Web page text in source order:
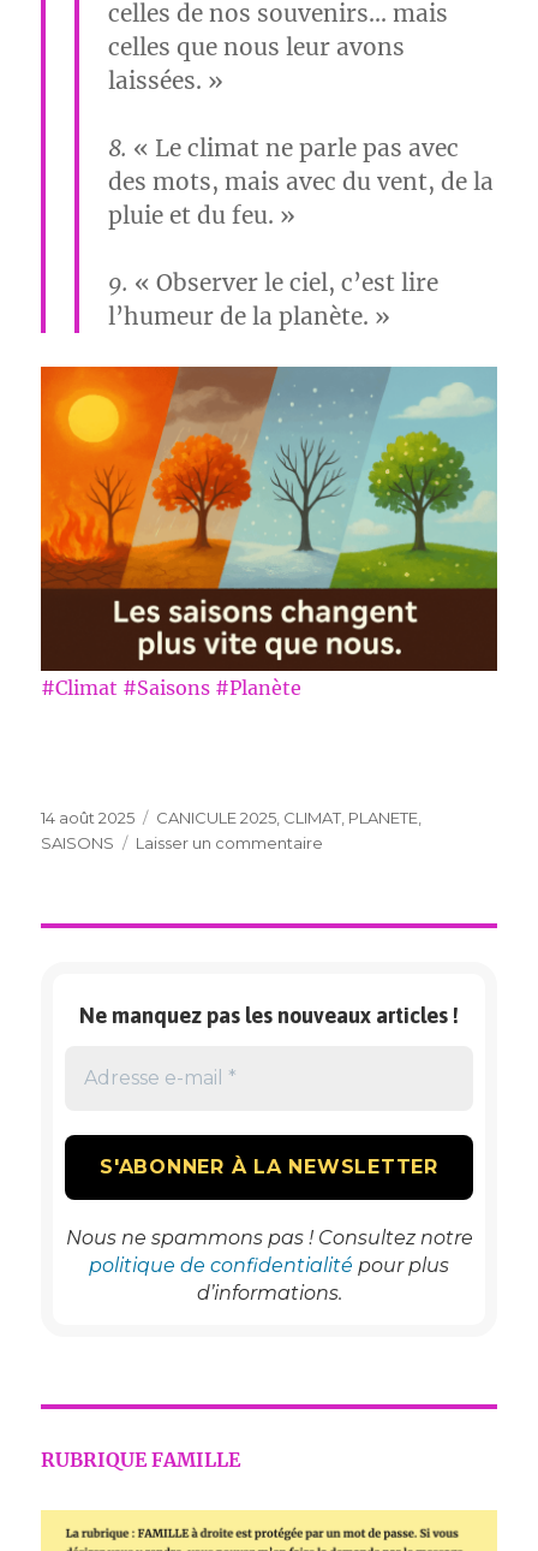
celles de nos souvenirs… mais
celles que nous leur avons
laissées. »
8. « Le climat ne parle pas avec
des mots, mais avec du vent, de la
pluie et du feu. »
9. « Observer le ciel, c’est lire
l’humeur de la planète. »
#Climat #Saisons #Planète
Publié
le
14 août 2025 Catégories
CANICULE 2025 CLIMAT PLANETE
SAISONS
Laisser un commentaire
Ne manquez pas les nouveaux articles !
Nous ne spammons pas ! Consultez notre
politique de confidentialité pour plus
d’informations.
RUBRIQUE FAMILLE